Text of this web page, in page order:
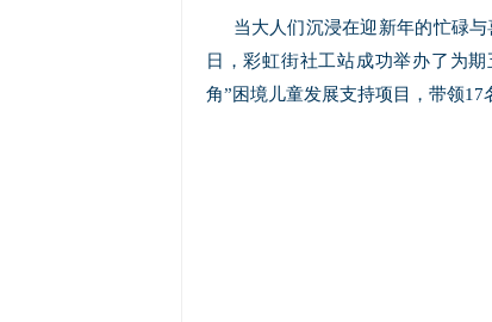
当大人们沉浸在迎新年的忙碌
日，彩虹街社工站成功举办了为
角”困境儿童发展支持项目，带领17